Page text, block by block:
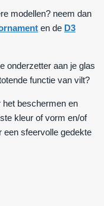
modellen? neem dan
en de D3
onderzetter aan je glas
functie van vilt?
het beschermen en
kleur of vorm en/of
een sfeervolle gedekte